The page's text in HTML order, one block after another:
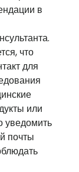
в
что
для
или
уведомить
почты